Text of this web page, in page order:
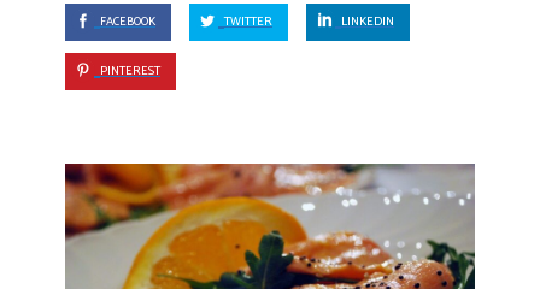
FACEBOOK TWITTER LINKEDIN
PINTEREST